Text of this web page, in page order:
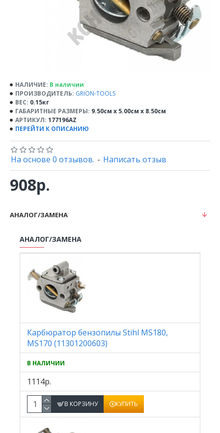
НАЛИЧИЕ: В наличии
ПРОИЗВОДИТЕЛЬ: GRION-TOOLS
ВЕС: 0.15кг
ГАБАРИТНЫЕ РАЗМЕРЫ: 9.50см x 5.00см x 8.50см
АРТИКУЛ: 177196AZ
ПЕРЕЙТИ К ОПИСАНИЮ
На основе 0 отзывов. - Написать отзыв
908р.
АНАЛОГ/ЗАМЕНА
АНАЛОГ/ЗАМЕНА
Карбюратор бензопилы Stihl MS180,
MS170 (11301200603)
В НАЛИЧИИ
1114р.
В КОРЗИНУ КУПИТЬ